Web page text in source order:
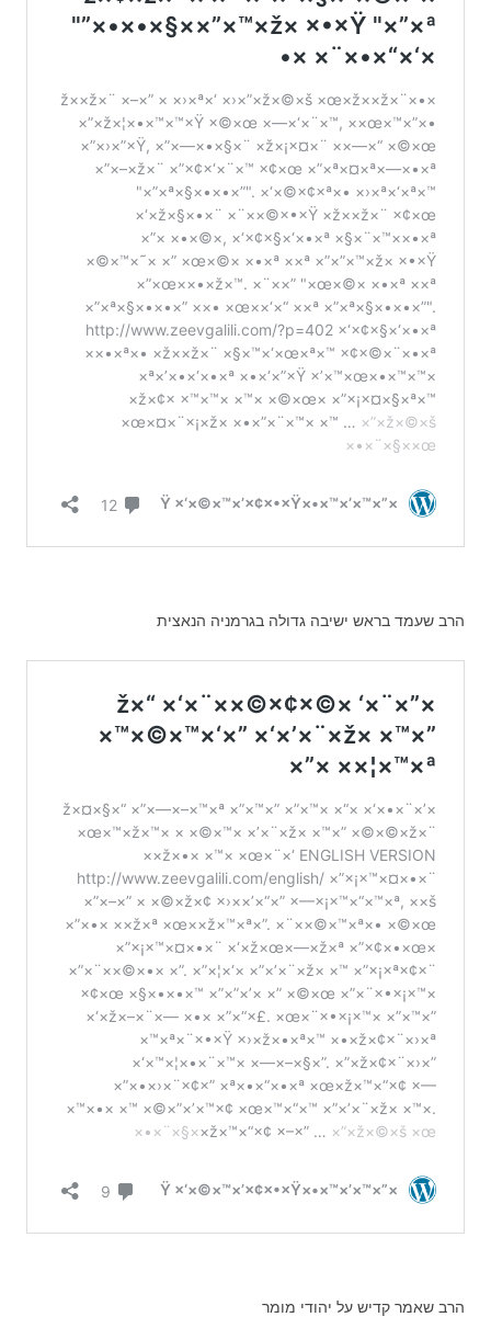
הרב שעמד בראש ישיבה גדולה בגרמניה הנאצית
הרב שאמר קדיש על יהודי מומר